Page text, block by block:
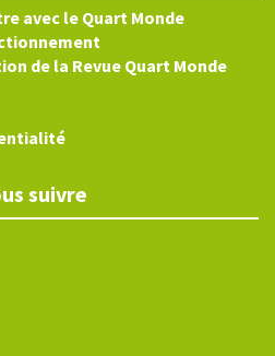
avec le Quart Monde
de la Revue Quart Monde
suivre